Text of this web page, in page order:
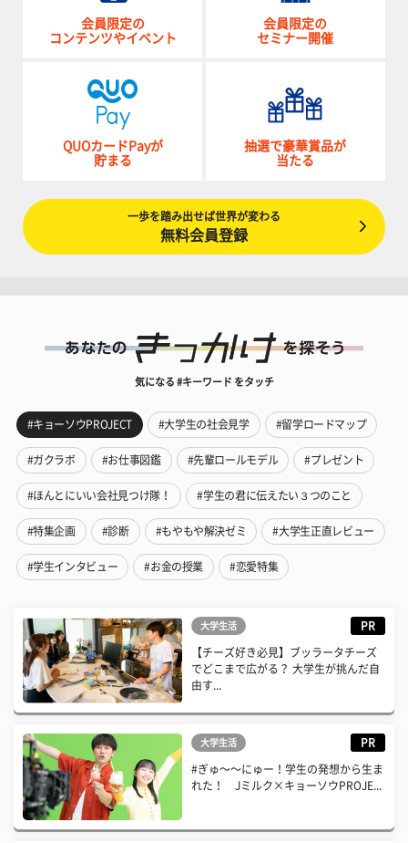
会員限定の
コンテンツやイベント
会員限定の
セミナー開催
QUOカードPayが
貯まる
抽選で豪華賞品が
当たる
一歩を踏み出せば世界が変わる
無料会員登録
気になる #キーワード をタッチ
#キョーソウPROJECT #大学生の社会見学 #留学ロードマップ
#ガクラボ #お仕事図鑑 #先輩ロールモデル #プレゼント
#ほんとにいい会社見つけ隊！ #学生の君に伝えたい３つのこと
#特集企画 #診断 #もやもや解決ゼミ #大学生正直レビュー
#学生インタビュー #お金の授業 #恋愛特集
大学生活 PR
【チーズ好き必見】ブッラータチーズ
でどこまで広がる？ 大学生が挑んだ自
由す...
大学生活 PR
#ぎゅ〜〜にゅー！学生の発想から生ま
れた！ Jミルク×キョーソウPROJE...